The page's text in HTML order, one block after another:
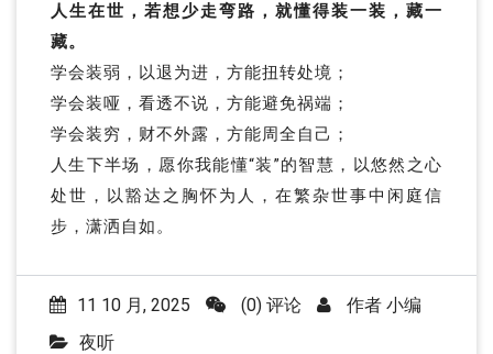
人生在世，若想少走弯路，就懂得装一装，藏一
藏。
学会装弱，以退为进，方能扭转处境；
学会装哑，看透不说，方能避免祸端；
学会装穷，财不外露，方能周全自己；
人生下半场，愿你我能懂“装”的智慧，以悠然之心
处世，以豁达之胸怀为人，在繁杂世事中闲庭信
步，潇洒自如。
11 10 月, 2025 (0) 评论 作者 小编
夜听